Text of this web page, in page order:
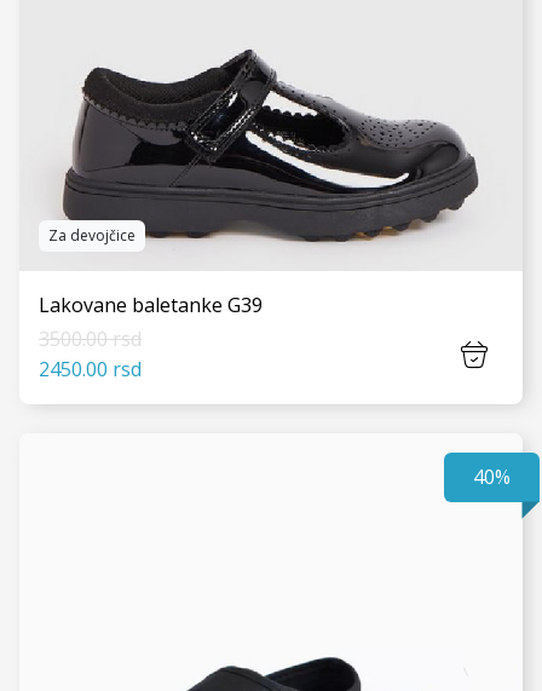
Za devojčice
Lakovane baletanke G39
3500.00 rsd
2450.00 rsd
40%